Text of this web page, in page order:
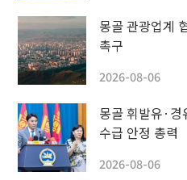
몽골 관광업계
촉구
2026-08-06
몽골 휘발유·
수급 안정 총력
2026-08-06